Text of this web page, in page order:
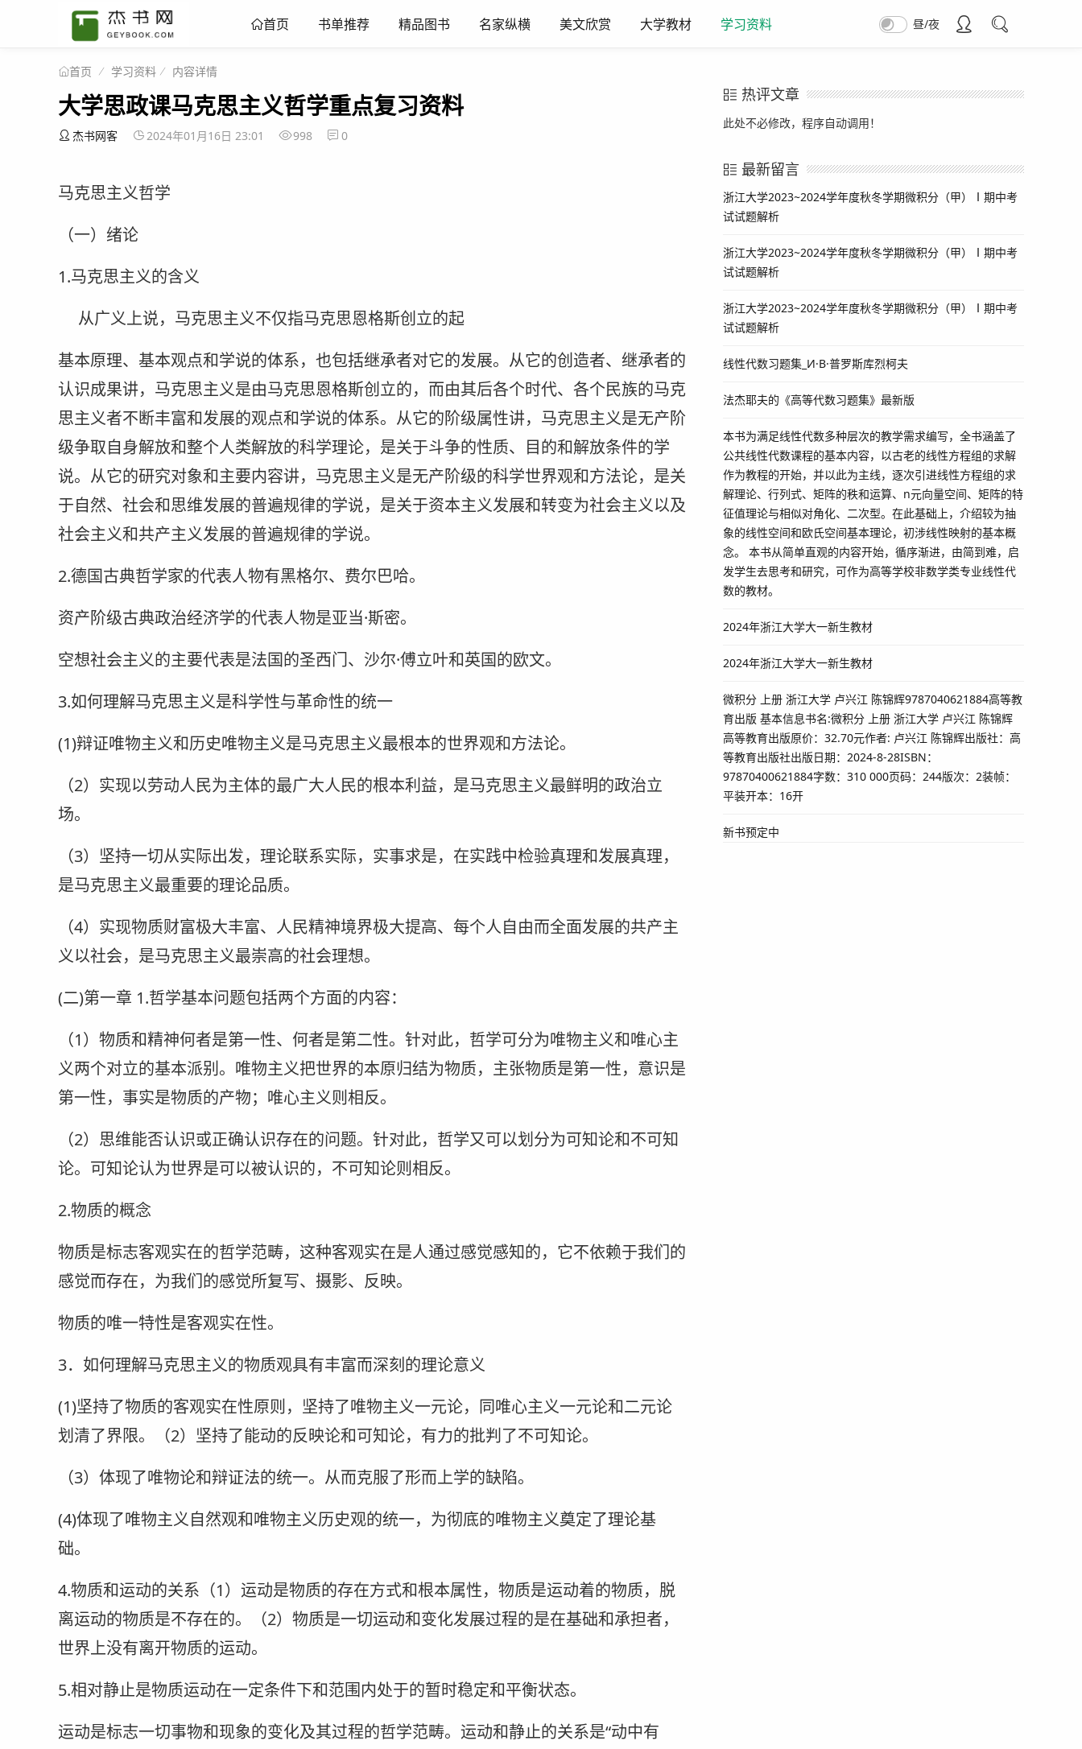
首页 书单推荐 精品图书 名家纵横 美文欣赏 大学教材 学习资料 昼/夜
首页 学习资料 内容详情
大学思政课马克思主义哲学重点复习资料
杰书网客 2024年01月16日 23:01 998 0
马克思主义哲学
（一）绪论
1.马克思主义的含义
从广义上说，马克思主义不仅指马克思恩格斯创立的起
基本原理、基本观点和学说的体系，也包括继承者对它的发展。从它的创造者、继承者的
认识成果讲，马克思主义是由马克思恩格斯创立的，而由其后各个时代、各个民族的马克
思主义者不断丰富和发展的观点和学说的体系。从它的阶级属性讲，马克思主义是无产阶
级争取自身解放和整个人类解放的科学理论，是关于斗争的性质、目的和解放条件的学
说。从它的研究对象和主要内容讲，马克思主义是无产阶级的科学世界观和方法论，是关
于自然、社会和思维发展的普遍规律的学说，是关于资本主义发展和转变为社会主义以及
社会主义和共产主义发展的普遍规律的学说。
2.德国古典哲学家的代表人物有黑格尔、费尔巴哈。
资产阶级古典政治经济学的代表人物是亚当·斯密。
空想社会主义的主要代表是法国的圣西门、沙尔·傅立叶和英国的欧文。
3.如何理解马克思主义是科学性与革命性的统一
(1)辩证唯物主义和历史唯物主义是马克思主义最根本的世界观和方法论。
（2）实现以劳动人民为主体的最广大人民的根本利益，是马克思主义最鲜明的政治立
场。
（3）坚持一切从实际出发，理论联系实际，实事求是，在实践中检验真理和发展真理，
是马克思主义最重要的理论品质。
（4）实现物质财富极大丰富、人民精神境界极大提高、每个人自由而全面发展的共产主
义以社会，是马克思主义最崇高的社会理想。
(二)第一章 1.哲学基本问题包括两个方面的内容：
（1）物质和精神何者是第一性、何者是第二性。针对此，哲学可分为唯物主义和唯心主
义两个对立的基本派别。唯物主义把世界的本原归结为物质，主张物质是第一性，意识是
第一性，事实是物质的产物；唯心主义则相反。
（2）思维能否认识或正确认识存在的问题。针对此，哲学又可以划分为可知论和不可知
论。可知论认为世界是可以被认识的，不可知论则相反。
2.物质的概念
物质是标志客观实在的哲学范畴，这种客观实在是人通过感觉感知的，它不依赖于我们的
感觉而存在，为我们的感觉所复写、摄影、反映。
物质的唯一特性是客观实在性。
3．如何理解马克思主义的物质观具有丰富而深刻的理论意义
(1)坚持了物质的客观实在性原则，坚持了唯物主义一元论，同唯心主义一元论和二元论
划清了界限。（2）坚持了能动的反映论和可知论，有力的批判了不可知论。
（3）体现了唯物论和辩证法的统一。从而克服了形而上学的缺陷。
(4)体现了唯物主义自然观和唯物主义历史观的统一，为彻底的唯物主义奠定了理论基
础。
4.物质和运动的关系（1）运动是物质的存在方式和根本属性，物质是运动着的物质，脱
离运动的物质是不存在的。（2）物质是一切运动和变化发展过程的是在基础和承担者，
世界上没有离开物质的运动。
5.相对静止是物质运动在一定条件下和范围内处于的暂时稳定和平衡状态。
运动是标志一切事物和现象的变化及其过程的哲学范畴。运动和静止的关系是“动中有
热评文章
此处不必修改，程序自动调用！
最新留言
浙江大学2023~2024学年度秋冬学期微积分（甲）Ⅰ期中考
试试题解析
浙江大学2023~2024学年度秋冬学期微积分（甲）Ⅰ期中考
试试题解析
浙江大学2023~2024学年度秋冬学期微积分（甲）Ⅰ期中考
试试题解析
线性代数习题集_И·B·普罗斯库烈柯夫
法杰耶夫的《高等代数习题集》最新版
本书为满足线性代数多种层次的教学需求编写，全书涵盖了
公共线性代数课程的基本内容，以古老的线性方程组的求解
作为教程的开始，并以此为主线，逐次引进线性方程组的求
解理论、行列式、矩阵的秩和运算、n元向量空间、矩阵的特
征值理论与相似对角化、二次型。在此基础上，介绍较为抽
象的线性空间和欧氏空间基本理论，初涉线性映射的基本概
念。 本书从简单直观的内容开始，循序渐进，由简到难，启
发学生去思考和研究，可作为高等学校非数学类专业线性代
数的教材。
2024年浙江大学大一新生教材
2024年浙江大学大一新生教材
微积分 上册 浙江大学 卢兴江 陈锦辉9787040621884高等教
育出版 基本信息书名:微积分 上册 浙江大学 卢兴江 陈锦辉
高等教育出版原价：32.70元作者: 卢兴江 陈锦辉出版社：高
等教育出版社出版日期：2024-8-28ISBN：
97870400621884字数：310 000页码：244版次：2装帧：
平装开本：16开
新书预定中